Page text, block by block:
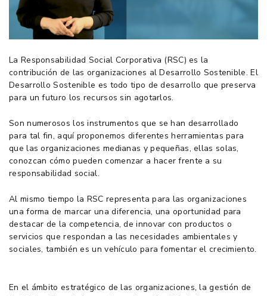
La Responsabilidad Social Corporativa (RSC) es la
contribución de las organizaciones al Desarrollo Sostenible. El
Desarrollo Sostenible es todo tipo de desarrollo que preserva
para un futuro los recursos sin agotarlos.
Son numerosos los instrumentos que se han desarrollado
para tal fin, aquí proponemos diferentes herramientas para
que las organizaciones medianas y pequeñas, ellas solas,
conozcan cómo pueden comenzar a hacer frente a su
responsabilidad social.
Al mismo tiempo la RSC representa para las organizaciones
una forma de marcar una diferencia, una oportunidad para
destacar de la competencia, de innovar con productos o
servicios que respondan a las necesidades ambientales y
sociales, también es un vehículo para fomentar el crecimiento.
En el ámbito estratégico de las organizaciones, la gestión de